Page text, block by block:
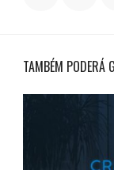
TAMBÉM PODERÁ